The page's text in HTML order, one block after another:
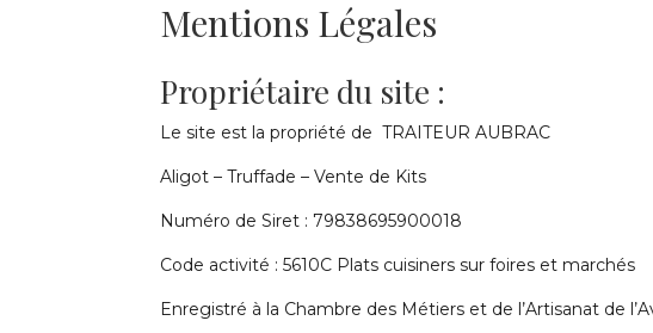
Mentions Légales
Propriétaire du site :
Le site est la propriété de TRAITEUR AUBRAC
Aligot – Truffade – Vente de Kits
Numéro de Siret : 79838695900018
Code activité : 5610C Plats cuisiners sur foires et marchés
Enregistré à la Chambre des Métiers et de l’Artisanat de